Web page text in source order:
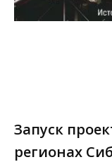
Запуск
регионах